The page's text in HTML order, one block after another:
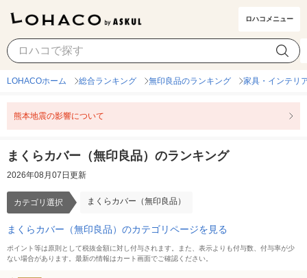
ロハコメニュー
まくらカバー（無印良品） カテゴリ選択
LOHACOホーム 総合ランキング 無印良品のランキング 家具・インテリ
熊本地震の影響について
まくらカバー（無印良品）のランキング
2026年08月07日更新
カテゴリ選択 まくらカバー（無印良品）
まくらカバー（無印良品）のカテゴリページを見る
ポイント等は原則として税抜金額に対し付与されます。また、表示よりも付与数、付与率が少
ない場合があります。最新の情報はカート画面でご確認ください。